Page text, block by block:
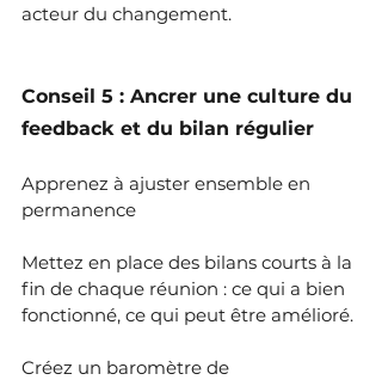
acteur du changement.
Conseil 5 : Ancrer une culture du
feedback et du bilan régulier
Apprenez à ajuster ensemble en
permanence
Mettez en place des bilans courts à la
fin de chaque réunion : ce qui a bien
fonctionné, ce qui peut être amélioré.
Créez un baromètre de